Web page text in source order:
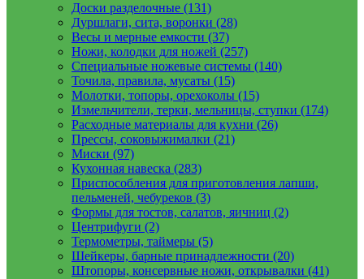
Доски разделочные (131)
Дуршлаги, сита, воронки (28)
Весы и мерные емкости (37)
Ножи, колодки для ножей (257)
Специальные ножевые системы (140)
Точила, правила, мусаты (15)
Молотки, топоры, орехоколы (15)
Измельчители, терки, мельницы, ступки (174)
Расходные материалы для кухни (26)
Прессы, соковыжималки (21)
Миски (97)
Кухонная навеска (283)
Приспособления для приготовления лапши,
пельменей, чебуреков (3)
Формы для тостов, салатов, яичниц (2)
Центрифуги (2)
Термометры, таймеры (5)
Шейкеры, барные принадлежности (20)
Штопоры, консервные ножи, открывалки (41)